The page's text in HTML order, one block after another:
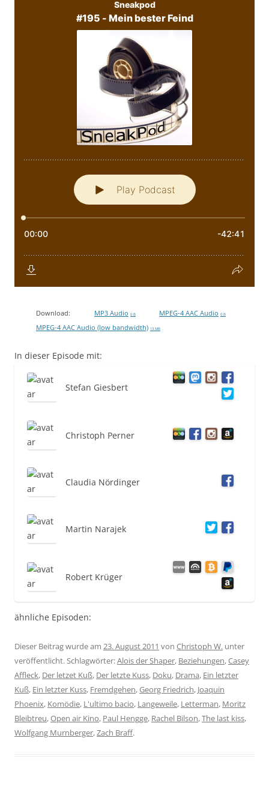
Download: MP3 Audio 0 B MPEG-4 AAC Audio 0 B
MPEG-4 AAC Audio (low bandwidth) 13 MB
In dieser Episode mit:
Stefan Giesbert
Christoph Perner
Claudia Nördinger
Martin Narajek
Robert Krüger
ähnliche Episoden:
Dieser Beitrag wurde am 23. August 2011 von Christoph W. unter
veröffentlicht. Schlagwörter:Alois der Shaper, Beziehungen,Casey
Affleck, Der letzet Kuß, Der letzte Kuss, Doku, Drama, Ein letzter
Kuß, Ein letzter Kuss, Fremdgehen,Georg Friedrich, Joaquin
Phoenix, Komödie, L'ultimo bacio, Langeweile, Letterman, Moritz
Bleibtreu,Open air Kino, Paul Hengge, Rachel Bilson,The last kiss,
Wolfgang Murnberger,Zach Braff.